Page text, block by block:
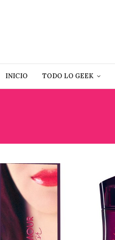
INICIO TODO LO GEEK